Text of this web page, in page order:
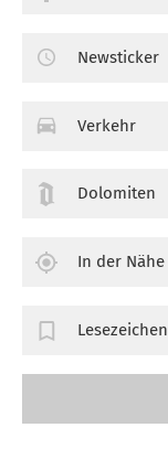
Newsticker
Verkehr
Dolomiten
In der Nähe
Lesezeichen